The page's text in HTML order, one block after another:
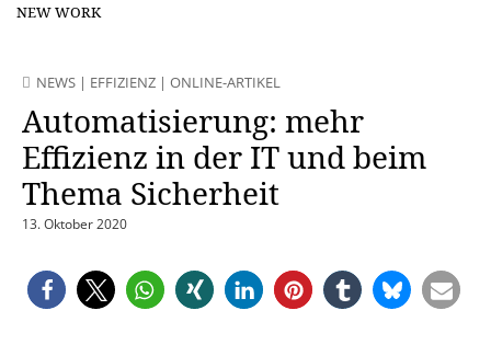
NEW WORK
NEWS | EFFIZIENZ | ONLINE-ARTIKEL
Automatisierung: mehr
Effizienz in der IT und beim
Thema Sicherheit
13. Oktober 2020